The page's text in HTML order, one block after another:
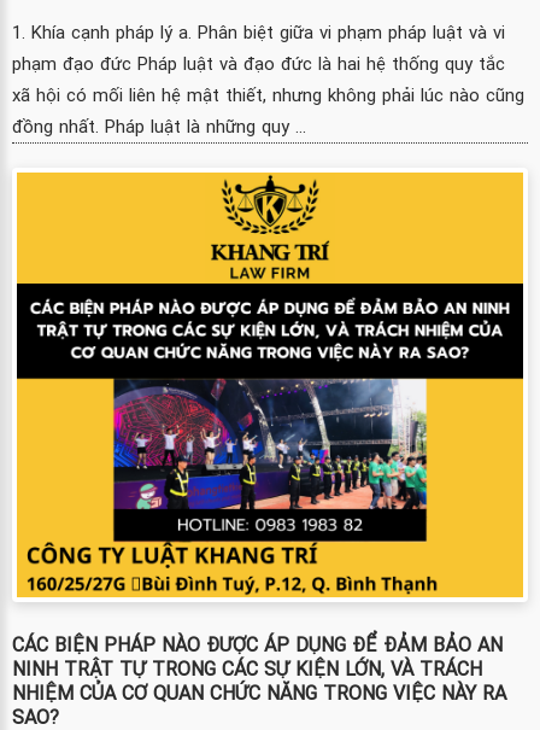
1. Khía cạnh pháp lý a. Phân biệt giữa vi phạm pháp luật và vi
phạm đạo đức Pháp luật và đạo đức là hai hệ thống quy tắc
xã hội có mối liên hệ mật thiết, nhưng không phải lúc nào cũng
đồng nhất. Pháp luật là những quy ...
CÁC BIỆN PHÁP NÀO ĐƯỢC ÁP DỤNG ĐỂ ĐẢM BẢO AN
NINH TRẬT TỰ TRONG CÁC SỰ KIỆN LỚN, VÀ TRÁCH
NHIỆM CỦA CƠ QUAN CHỨC NĂNG TRONG VIỆC NÀY RA
SAO?